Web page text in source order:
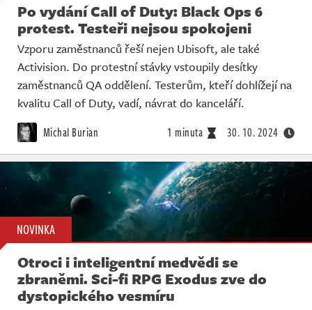
Po vydání Call of Duty: Black Ops 6
protest. Testeři nejsou spokojeni
Vzporu zaměstnanců řeší nejen Ubisoft, ale také
Activision. Do protestní stávky vstoupily desítky
zaměstnanců QA oddělení. Testerům, kteří dohlížejí na
kvalitu Call of Duty, vadí, návrat do kanceláří.
Michal Burian 1 minuta 30. 10. 2024
NOVINKA
Otroci i inteligentní medvědi se
zbraněmi. Sci-fi RPG Exodus zve do
dystopického vesmíru